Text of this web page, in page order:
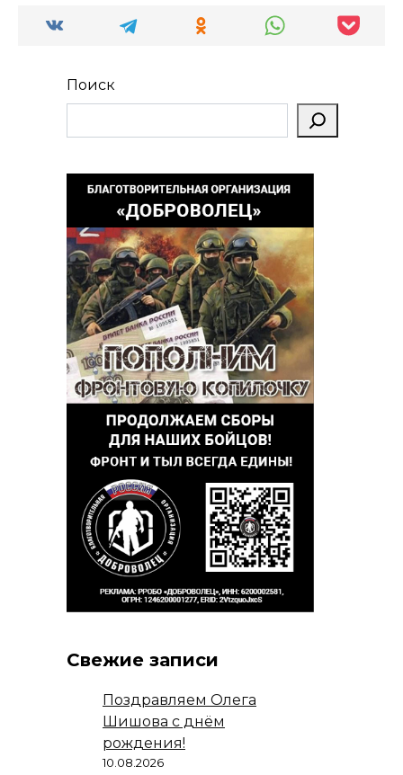
Поиск
Свежие записи
Поздравляем Олега
Шишова с днём
рождения!
10.08.2026